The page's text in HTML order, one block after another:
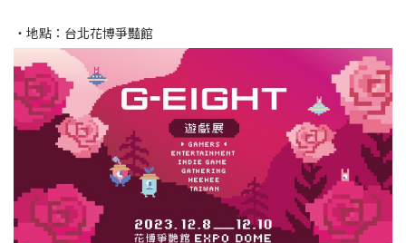
・地點：台北花博爭豔館